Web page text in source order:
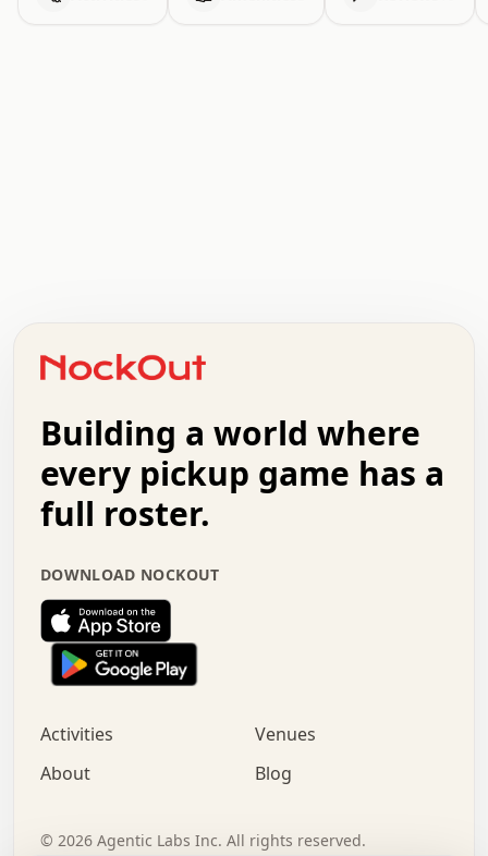
+   .   .   .   .   .   .   .   .   .   +   .   .
.   .   .   .   .   .   .   .   .   .   .   :   .
.   .   .   .   +   .   .   .   .   .   .   .   +
.   :   .   .   .   .   .   .   .   .   o   .   .
.   .   x   .   .   .   .   .   .   :   .   .   o
.   .   .   .   :   .   .   .   .   o   .   .   .
.   .   .   .   .   .   .   :   .   .   .   .   .
.   .   .   .   .   .   .   +   .   .   x   .   .
.   .   .   .   .   :   +   .   .   .   .   .   o
.   .   .   .   .   .   .   .   .   .   .   .   .
.   .   :   o   .   .   .   .   .   .   .   +   .
.   o   .   .   .   .   x   .   .   .   .   .   .
+   .   o   .   .   .   .   o   .   .   .   .
.   +   .   .   .   .   .   .   .   .   :   .   x
.   .   .   .   .   .   .   .   .   .   .   .   .   .
Building a world where
every pickup game has a
full roster.
DOWNLOAD NOCKOUT
Activities
Venues
About
Blog
© 2026 Agentic Labs Inc. All rights reserved.